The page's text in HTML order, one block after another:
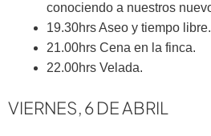
conociendo a nuestros
19.30hrs Aseo y tiempo libre.
21.00hrs Cena en la finca.
22.00hrs Velada.
VIERNES, 6 DE ABRIL